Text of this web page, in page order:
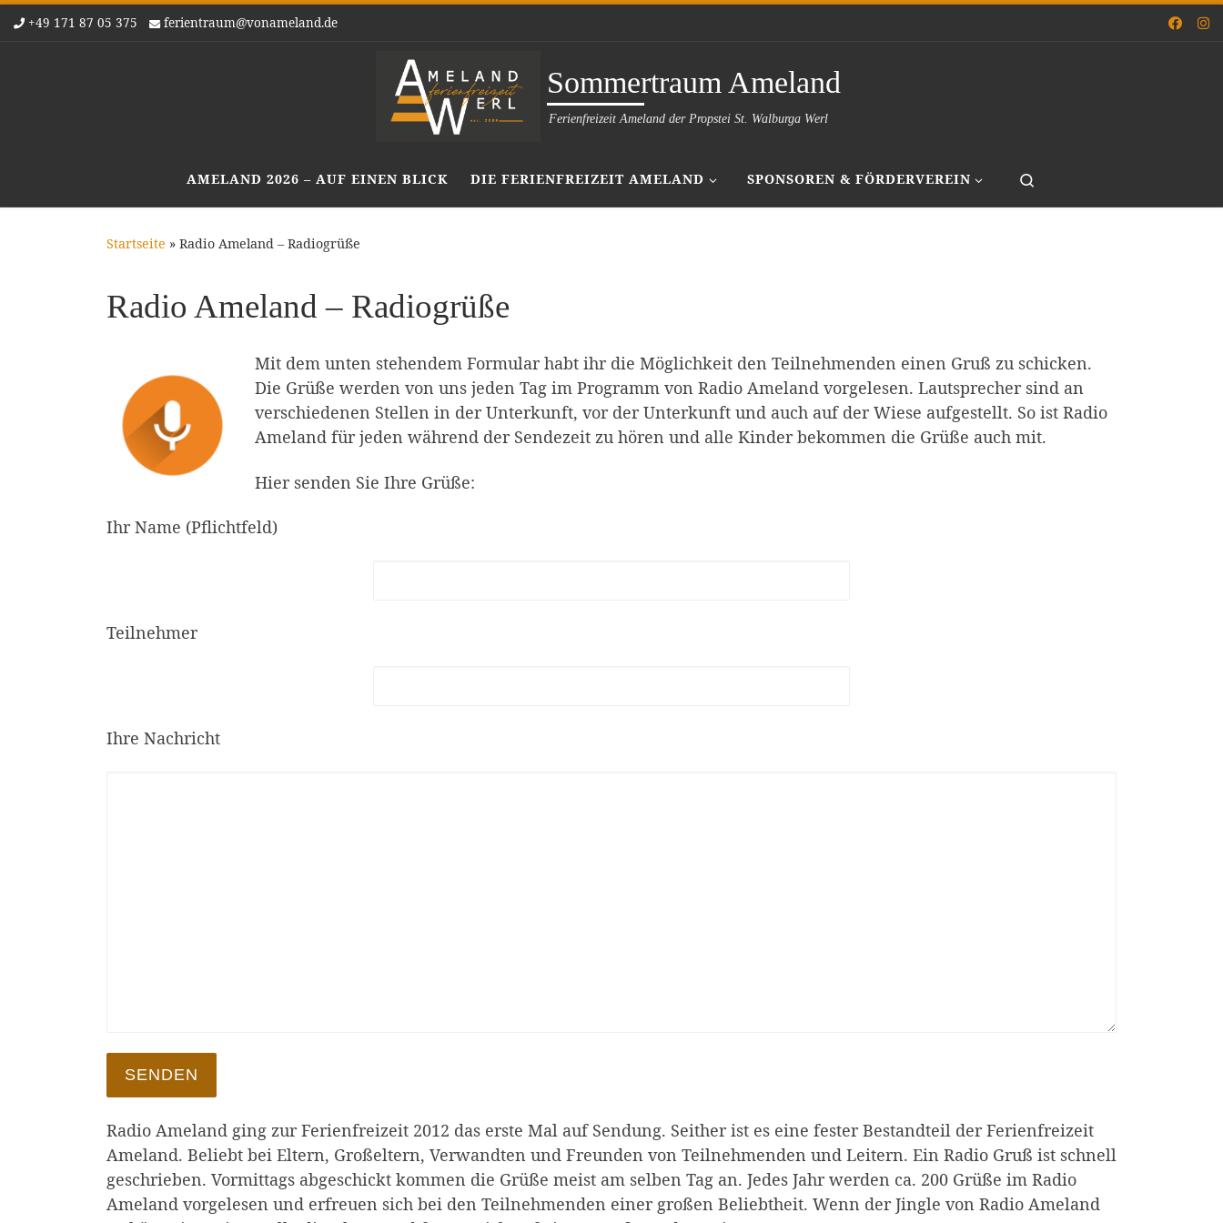
Zum Inhalt springen
+49 171 87 05 375 ferientraum@vonameland.de
Sommertraum Ameland
Ferienfreizeit Ameland der Propstei St. Walburga Werl
AMELAND 2026 – AUF EINEN BLICK DIE FERIENFREIZEIT AMELAND SPONSOREN & FÖRDERVEREIN
Startseite » Radio Ameland – Radiogrüße
Radio Ameland – Radiogrüße
Mit dem unten stehendem Formular habt ihr die Möglichkeit den Teilnehmenden einen Gruß zu schicken.
Die Grüße werden von uns jeden Tag im Programm von Radio Ameland vorgelesen. Lautsprecher sind an
verschiedenen Stellen in der Unterkunft, vor der Unterkunft und auch auf der Wiese aufgestellt. So ist Radio
Ameland für jeden während der Sendezeit zu hören und alle Kinder bekommen die Grüße auch mit.
Hier senden Sie Ihre Grüße:
Ihr Name (Pflichtfeld)
Teilnehmer
Ihre Nachricht
Radio Ameland ging zur Ferienfreizeit 2012 das erste Mal auf Sendung. Seither ist es eine fester Bestandteil der Ferienfreizeit
Ameland. Beliebt bei Eltern, Großeltern, Verwandten und Freunden von Teilnehmenden und Leitern. Ein Radio Gruß ist schnell
geschrieben. Vormittags abgeschickt kommen die Grüße meist am selben Tag an. Jedes Jahr werden ca. 200 Grüße im Radio
Ameland vorgelesen und erfreuen sich bei den Teilnehmenden einer großen Beliebtheit. Wenn der Jingle von Radio Ameland